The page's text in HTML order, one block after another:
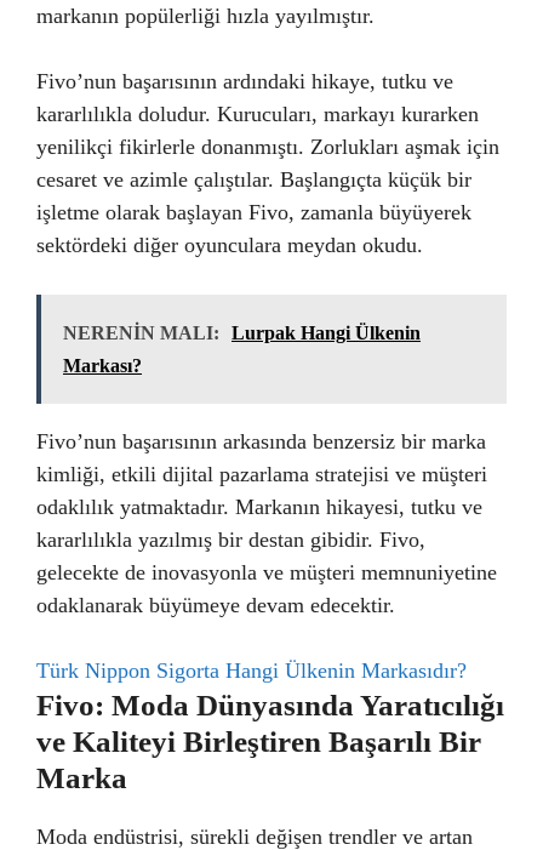
markanın popülerliği hızla yayılmıştır.
Fivo’nun başarısının ardındaki hikaye, tutku ve
kararlılıkla doludur. Kurucuları, markayı kurarken
yenilikçi fikirlerle donanmıştı. Zorlukları aşmak için
cesaret ve azimle çalıştılar. Başlangıçta küçük bir
işletme olarak başlayan Fivo, zamanla büyüyerek
sektördeki diğer oyunculara meydan okudu.
NERENİN MALI:
Lurpak Hangi Ülkenin
Markası?
Fivo’nun başarısının arkasında benzersiz bir marka
kimliği, etkili dijital pazarlama stratejisi ve müşteri
odaklılık yatmaktadır. Markanın hikayesi, tutku ve
kararlılıkla yazılmış bir destan gibidir. Fivo,
gelecekte de inovasyonla ve müşteri memnuniyetine
odaklanarak büyümeye devam edecektir.
Türk Nippon Sigorta Hangi Ülkenin Markasıdır?
Fivo: Moda Dünyasında Yaratıcılığı
ve Kaliteyi Birleştiren Başarılı Bir
Marka
Moda endüstrisi, sürekli değişen trendler ve artan